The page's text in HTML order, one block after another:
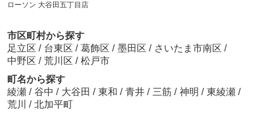
ローソン 大谷田五丁目店
市区町村から探す
足立区 / 台東区 / 葛飾区 / 墨田区 / さいたま市南区 /
中野区 / 荒川区 / 松戸市
町名から探す
綾瀬 / 谷中 / 大谷田 / 東和 / 青井 / 三筋 / 神明 / 東綾瀬 /
荒川 / 北加平町